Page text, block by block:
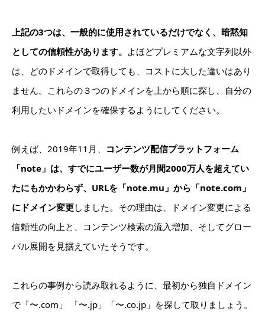
上記の3つは、一般的に使用されているだけでなく、暗黙知
としての信頼性があります。 よほどプレミアムな文字列以外
は、どのドメインで取得しても、コストに大した違いはあり
ません。これらの３つのドメインを上から順に探し、自分の
利用したいドメインを確保するようにしてください。
例えば、2019年11月、 コンテンツ配信プラットフォーム
「note」は、すでにユーザー数が月間2000万人を超えてい
たにもかかわらず、URLを「note.mu」から「note.com」
にドメイン変更しました。その理由は、ドメイン変更による
信頼性の向上と、コンテンツ検索の流入増加、そしてグロー
バル展開を見据えていたそうです。
これらの事例から読み取れるように、最初から独自ドメイン
で「〜.com」 「〜.jp」「〜.co.jp」を探して取りましょう。